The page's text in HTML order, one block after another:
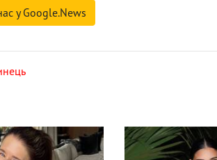
у Google.News